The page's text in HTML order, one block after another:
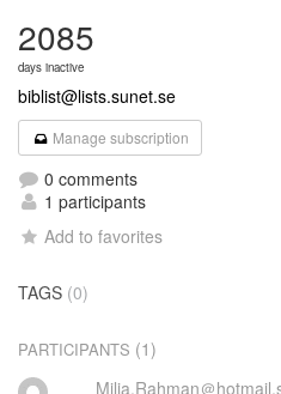
2085
days inactive
biblist@lists.sunet.se
Manage subscription
0 comments
1 participants
Add to favorites
TAGS (0)
PARTICIPANTS (1)
Milia.Rahman＠